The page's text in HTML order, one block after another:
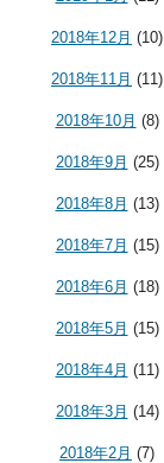
2018年12月 (10)
2018年11月 (11)
2018年10月 (8)
2018年9月 (25)
2018年8月 (13)
2018年7月 (15)
2018年6月 (18)
2018年5月 (15)
2018年4月 (11)
2018年3月 (14)
2018年2月 (7)